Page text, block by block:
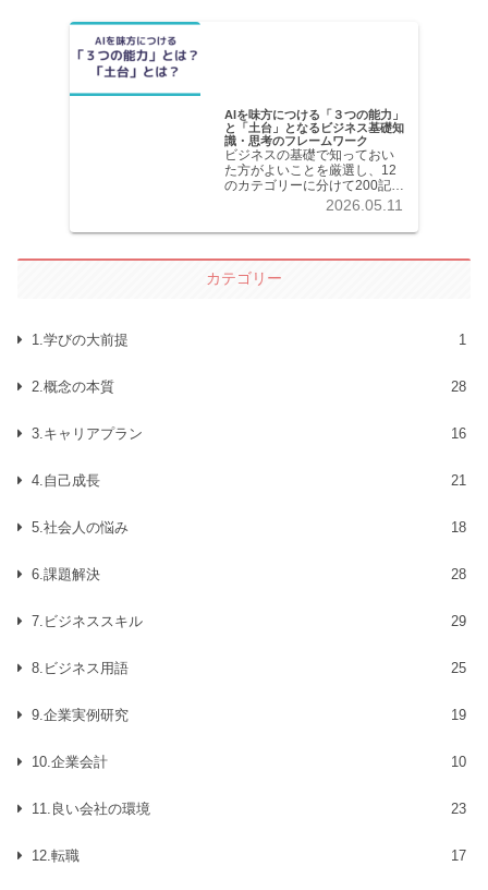
AIを味方につける「３つの能力」
と「土台」となるビジネス基礎知
識・思考のフレームワーク
ビジネスの基礎で知っておい
た方がよいことを厳選し、12
のカテゴリーに分けて200記事
以上を掲載しています。各記
ます。
2026.05.11
カテゴリー
1.学びの大前提 1
2.概念の本質 28
3.キャリアプラン 16
4.自己成長 21
5.社会人の悩み 18
6.課題解決 28
7.ビジネススキル 29
8.ビジネス用語 25
9.企業実例研究 19
10.企業会計 10
11.良い会社の環境 23
12.転職 17